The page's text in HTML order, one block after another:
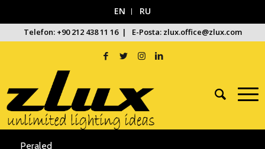
EN RU
Telefon: +90 212 438 11 16 | E-Posta: zlux.office@zlux.com
Peraled